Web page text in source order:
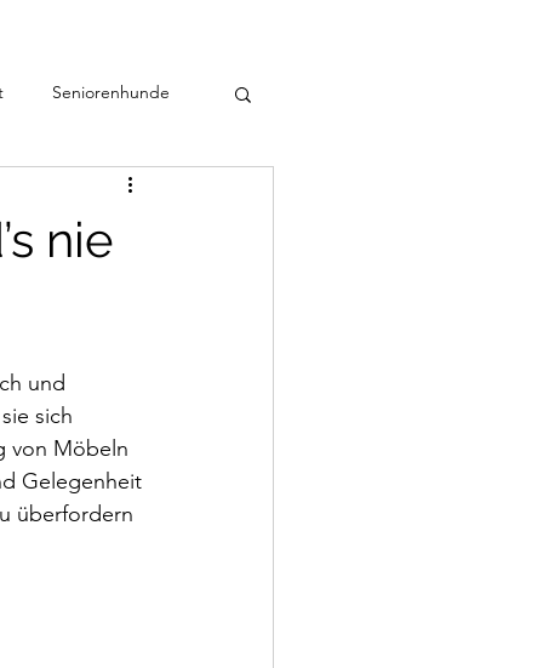
Seniorenhunde
nie
und
sich
von Möbeln
Gelegenheit
überfordern